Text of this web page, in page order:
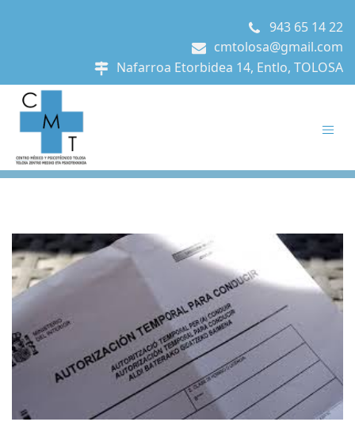
943 65 14 22
cmtolosa@gmail.com
Nafarroa Etorbidea 14, Entlo, TOLOSA